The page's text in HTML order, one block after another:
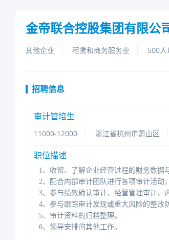
金帝联合控股集团有限公
其他企业 租赁和商务服务业 500人
招聘信息
审计管培生
11000-12000 浙江省杭州市萧山区
职位描述
1、收留、了解企业经营过程的财务数据
2、配合内部审计团队进行各项审计活动
3、参与绩效确认审计、经营管理审计、
4、参与跟踪审计发现或重大风险的整改
5、审计资料的归档整理。
6、领导安排的其他工作。